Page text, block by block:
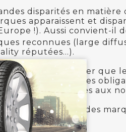
disparités en
apparaissent et
!). Aussi convient-il
reconnues (large
réputées…).
à vous assurer que
et des marquages
soient conformes aux
pour vous des
qualité/prix.